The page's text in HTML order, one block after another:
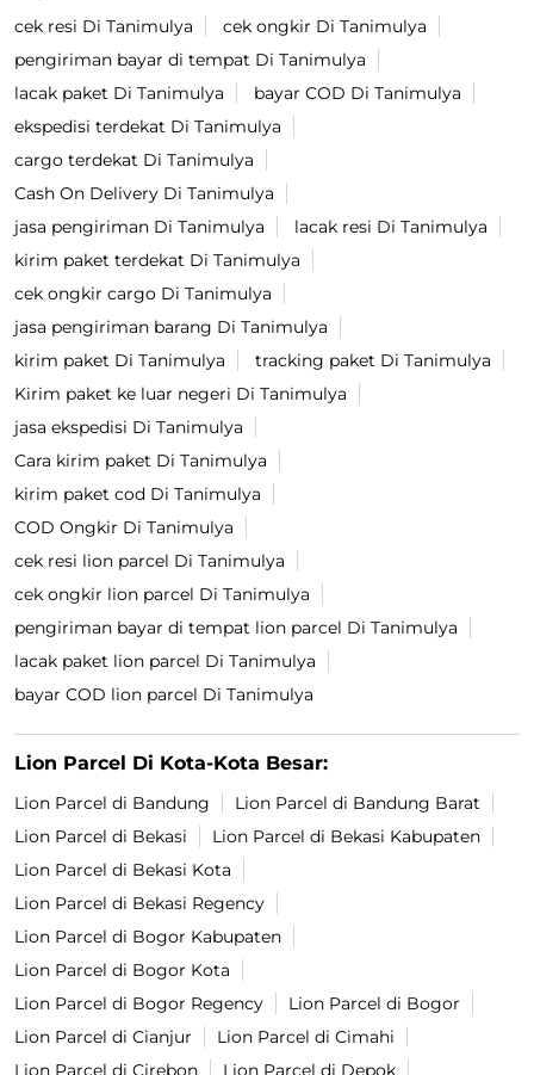
cek resi Di Tanimulya
cek ongkir Di Tanimulya
pengiriman bayar di tempat Di Tanimulya
lacak paket Di Tanimulya
bayar COD Di Tanimulya
ekspedisi terdekat Di Tanimulya
cargo terdekat Di Tanimulya
Cash On Delivery Di Tanimulya
jasa pengiriman Di Tanimulya
lacak resi Di Tanimulya
kirim paket terdekat Di Tanimulya
cek ongkir cargo Di Tanimulya
jasa pengiriman barang Di Tanimulya
kirim paket Di Tanimulya
tracking paket Di Tanimulya
Kirim paket ke luar negeri Di Tanimulya
jasa ekspedisi Di Tanimulya
Cara kirim paket Di Tanimulya
kirim paket cod Di Tanimulya
COD Ongkir Di Tanimulya
cek resi lion parcel Di Tanimulya
cek ongkir lion parcel Di Tanimulya
pengiriman bayar di tempat lion parcel Di Tanimulya
lacak paket lion parcel Di Tanimulya
bayar COD lion parcel Di Tanimulya
Lion Parcel Di Kota-Kota Besar:
Lion Parcel di Bandung
Lion Parcel di Bandung Barat
Lion Parcel di Bekasi
Lion Parcel di Bekasi Kabupaten
Lion Parcel di Bekasi Kota
Lion Parcel di Bekasi Regency
Lion Parcel di Bogor Kabupaten
Lion Parcel di Bogor Kota
Lion Parcel di Bogor Regency
Lion Parcel di Bogor
Lion Parcel di Cianjur
Lion Parcel di Cimahi
Lion Parcel di Cirebon
Lion Parcel di Depok